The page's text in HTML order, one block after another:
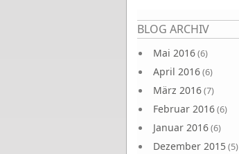
BLOG ARCHIV
Mai 2016(6)
April 2016(6)
März 2016(7)
Februar 2016(6)
Januar 2016(6)
Dezember 2015(5)
Seiten